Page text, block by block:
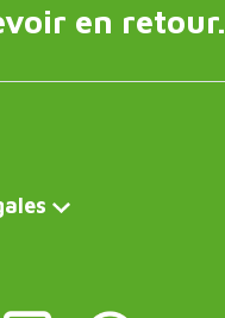
en retour.